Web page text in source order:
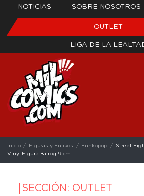
NOTICIAS SOBRE NOSOTROS
OUTLET
LIGA DE LA
Inicio Figuras y Funkos Funkopop
Street
Vinyl Figura Balrog 9 cm
SECCIÓN: OUTLET